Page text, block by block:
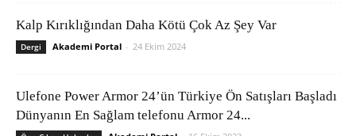
Kalp Kırıklığından Daha Kötü Çok Az Şey Var
Dergi Akademi Portal - 24 Ekim 2024
Ulefone Power Armor 24’ün Türkiye Ön Satışları Başladı
Dünyanın En Sağlam telefonu Armor 24...